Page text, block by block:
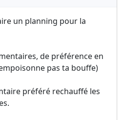
un planning pour la
de préférence en
pas ta bouffe)
préféré rechauffé les